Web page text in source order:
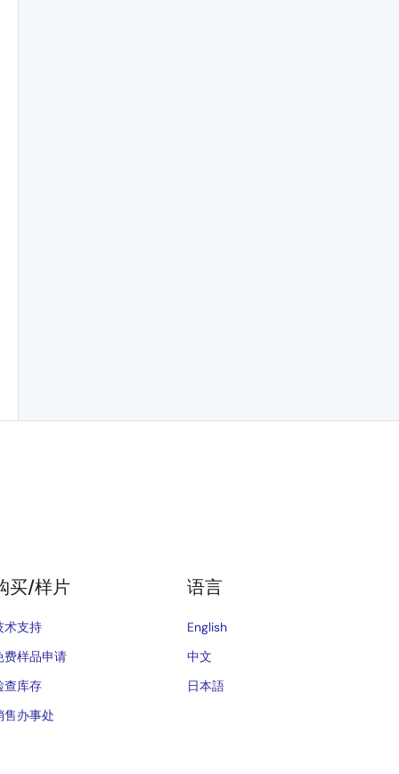
买/样片
术支持
费样品申请
查库存
售办事处
语言
English
中文
日本語